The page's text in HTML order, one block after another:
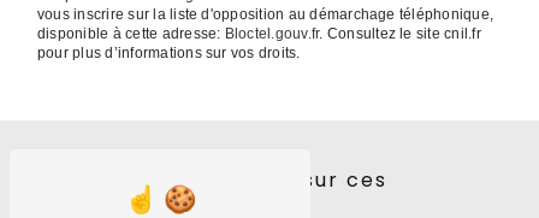
vous inscrire sur la liste d'opposition au démarchage téléphonique,
disponible à cette adresse: Bloctel.gouv.fr. Consultez le site cnil.fr
pour plus d’informations sur vos droits.
Nos interventions sur ces
villes